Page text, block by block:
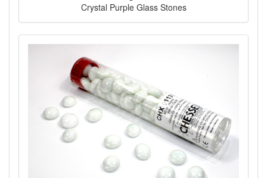
Crystal Purple Glass Stones